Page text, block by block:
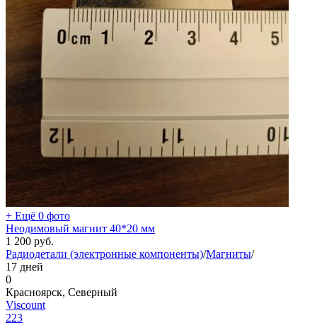
+ Ещё 0 фото
Неодимовый магнит 40*20 мм
1 200 руб.
Радиодетали (электронные компоненты)/Магниты/
17 дней
0
Красноярск, Северный
Viscount
223